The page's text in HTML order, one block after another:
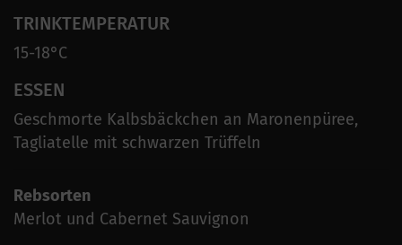
TRINKTEMPERATUR
15-18°C
ESSEN
Geschmorte Kalbsbäckchen an Maronenpüree,
Tagliatelle mit schwarzen Trüffeln
Rebsorten
Merlot und Cabernet Sauvignon